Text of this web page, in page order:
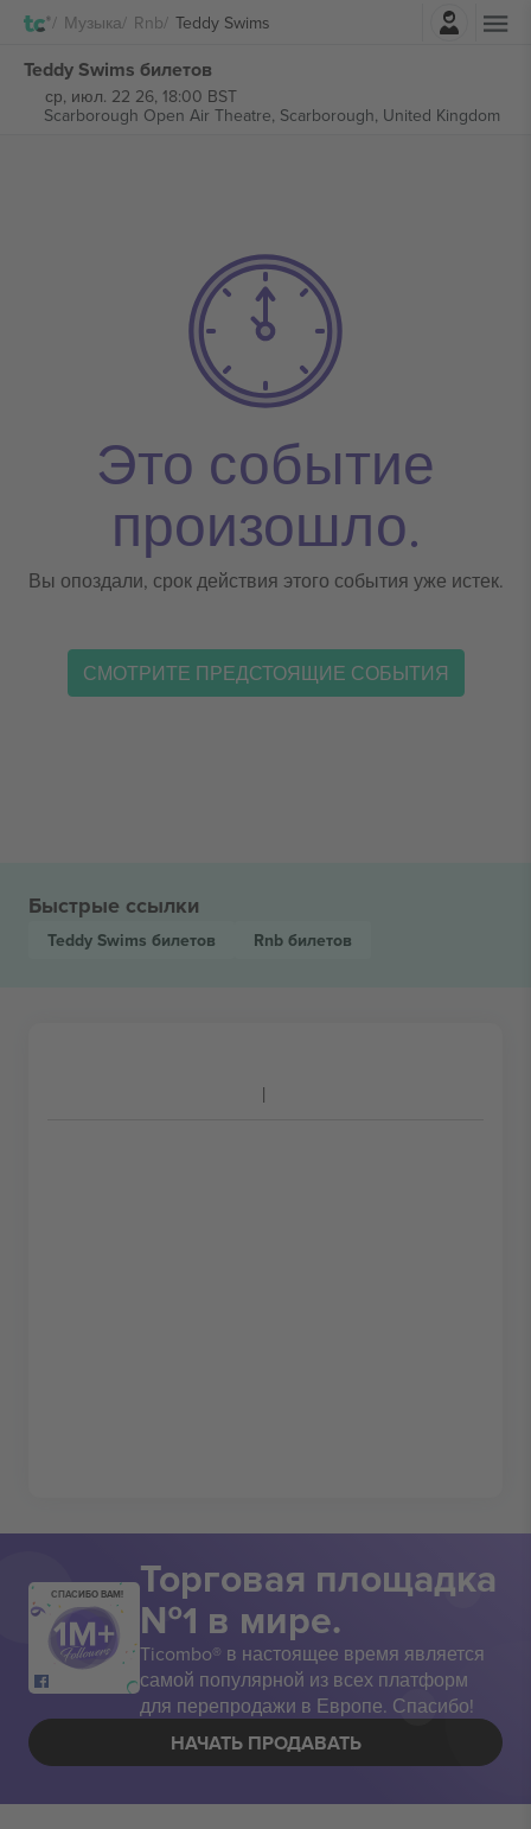
Музыка Rnb Teddy SwimsАвторизоваться
Teddy Swims билетов
ср, июл. 22 26, 18:00 BST
Scarborough Open Air Theatre, Scarborough, United Kingdom
Это событие
произошло.
Вы опоздали, срок действия этого события уже истек.
СМОТРИТЕ ПРЕДСТОЯЩИЕ СОБЫТИЯ
Быстрые ссылки
Teddy Swims билетов Rnb билетов
СПАСИБО ВАМ! Торговая площадка
№1 в мире.
Ticombo® в настоящее время является
самой популярной из всех платформ
для перепродажи в Европе. Спасибо!
НАЧАТЬ ПРОДАВАТЬ